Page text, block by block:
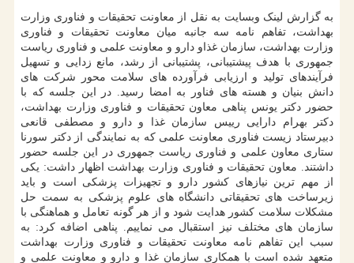
به گزارش لینک وبسایت به نقل از معاونت تحقیقات و فناوری وزارت
بهداشت، تفاهم نامه سه جانبه میان معاونت تحقیقات و فناوری
وزارت بهداشت، سازمان غذاو دارو و معاونت علمی و فناوری ریاست
جمهوری با هدف پیشتیبانی، پشتیبانی از رشد، مانع زدایی و تسهیل
فرآیندهای تولید و ارزیابی فرآورده های سلامت محور شرکت های
دانش بنیان و هسته های فناور به امضا رسید. در این جلسه که با
حضور دکتر یونس پناهی معاون تحقیقات و فناوری وزارت بهداشت،
دکتر بهرام دارایی رییس سازمان غذا و دارو و مصطفی قانعی
دبیرستاد زیست فناوری معاونت علمی که به نمایندگی از دکتر سورنا
ستاری معاون علمی و فناوری ریاست جمهوری در این جلسه حضور
داشتند. معاون تحقیقات و فناوری وزارت بهداشت اظهار داشت: یکی
از مهم ترین نیازهای کشور دارو و تجهیزات پزشکی است و باید
زیرساخت های تحقیقاتی دانشگاه های علوم پزشکی به سمت حل
مشکلات سلامت کشور هدایت شود و از هر گونه تعامل و هماهنگی با
سازمان های مختلف نیز استقبال می نماییم. پناهی اضافه کرد: به
سبب این تفاهم نامه معاونت تحقیقات و فناوری وزارت بهداشت
متعهد شده است با همکاری سازمان غذا و دارو و معاونت علمی و